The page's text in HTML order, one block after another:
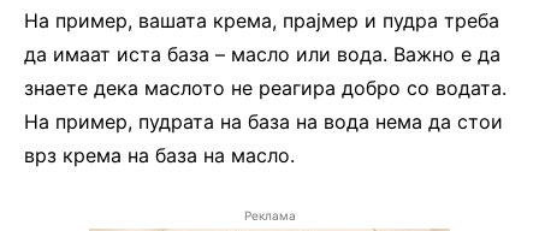
На пример, вашата крема, прајмер и пудра треба
да имаат иста база – масло или вода. Важно е да
знаете дека маслото не реагира добро со водата.
На пример, пудрата на база на вода нема да стои
врз крема на база на масло.
Реклама